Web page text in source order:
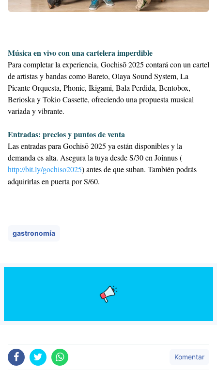
Música en vivo con una cartelera imperdible
Para completar la experiencia, Gochisō 2025 contará con un cartel
de artistas y bandas como Bareto, Olaya Sound System, La
Picante Orquesta, Phonic, Ikigami, Bala Perdida, Bentobox,
Berioska y Tokio Cassette, ofreciendo una propuesta musical
variada y vibrante.
Entradas: precios y puntos de venta
Las entradas para Gochisō 2025 ya están disponibles y la
demanda es alta. Asegura la tuya desde S/30 en Joinnus (
http://bit.ly/gochiso2025) antes de que suban. También podrás
adquirirlas en puerta por S/60.
gastronomía
Komentar